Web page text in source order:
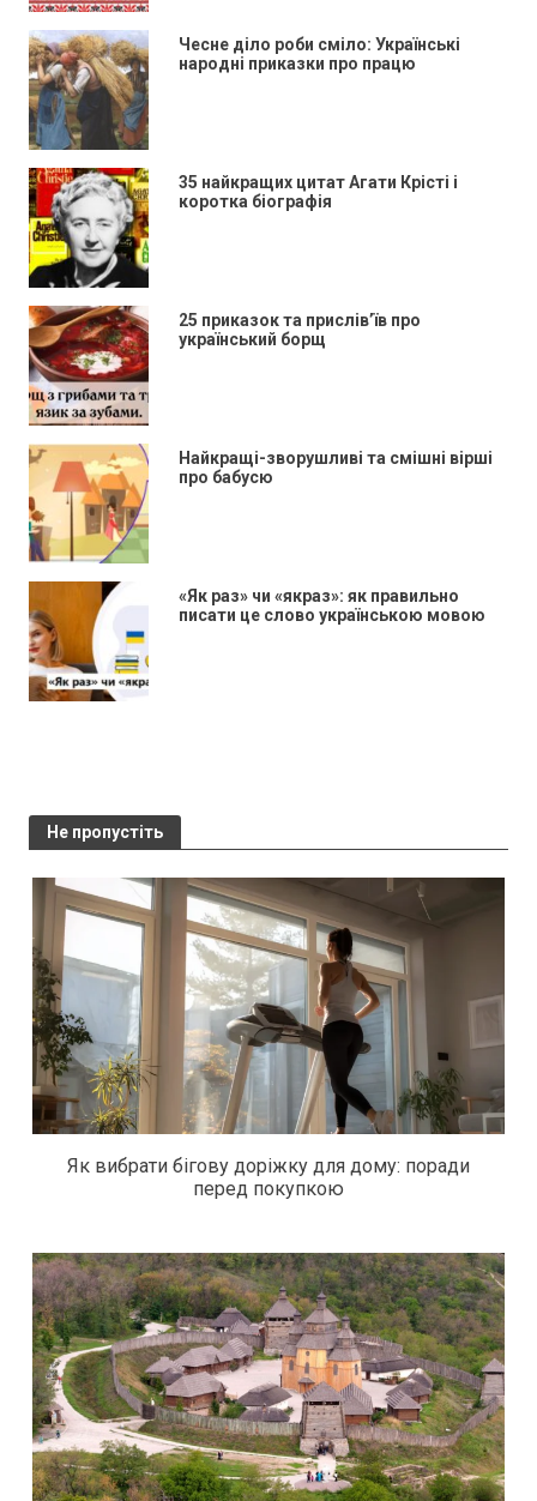
Чесне діло роби сміло: Українські
народні приказки про працю
35 найкращих цитат Агати Крісті і
коротка біографія
25 приказок та прислів’їв про
український борщ
Найкращі-зворушливі та смішні вірші
про бабусю
«Як раз» чи «якраз»: як правильно
писати це слово українською мовою
Не пропустіть
Як вибрати бігову доріжку для дому: поради
перед покупкою